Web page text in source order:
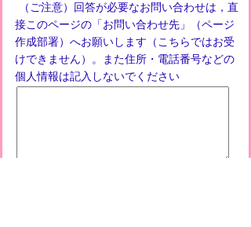
（ご注意）回答が必要なお問い合わせは，直
接このページの「お問い合わせ先」（ページ
作成部署）へお願いします（こちらではお受
けできません）。また住所・電話番号などの
個人情報は記入しないでください